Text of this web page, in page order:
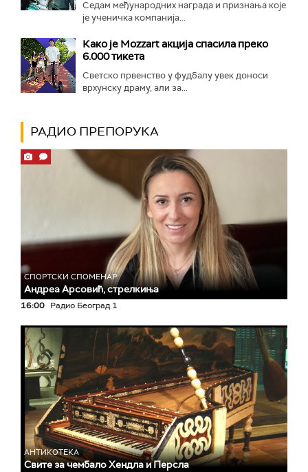
Седам међународних награда и признања које
је ученичка компанија...
Како је Mozzart акција спасила преко
6.000 тикета
Светско првенство у фудбалу увек доноси
врхунску драму, али за...
РАДИО ПРЕПОРУКА
СПОРТСКИ СПОМЕНАР
Андреа Арсовић, стрелкиња
16:00 Радио Београд 1
АНТИКОТЕКА
Свите за чембало Хендла и Персла